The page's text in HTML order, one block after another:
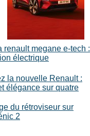
renault megane e-tech :
électrique
la nouvelle Renault :
élégance sur quatre
du rétroviseur sur
2